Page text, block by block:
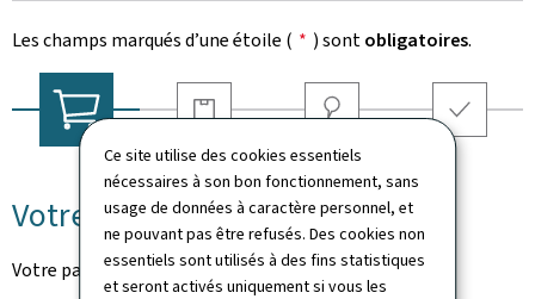
Ce site utilise des cookies essentiels
nécessaires à son bon fonctionnement, sans
usage de données à caractère personnel, et
ne pouvant pas être refusés. Des cookies non
essentiels sont utilisés à des fins statistiques
et seront activés uniquement si vous les
Les champs marqués d’une étoile ( * ) sontobligatoires.
Votre panier Livraison Adresse
Votre panier
Votre panier est vide